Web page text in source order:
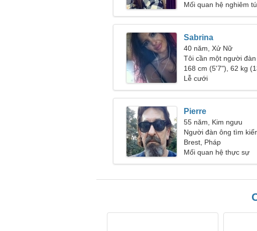
Mối quan hệ nghiêm
Sabrina
40 năm, Xử Nữ
Tôi cần một người
trí
168 cm (5'7"), 62 kg
Lễ cưới
Pierre
55 năm, Kim ngưu
Người đàn ông tìm
45-50
Brest, Pháp
Mối quan hệ thực sự